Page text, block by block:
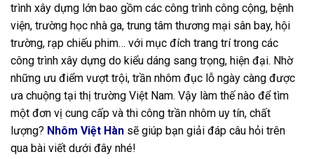
trình xây dựng lớn bao gồm các công trình công cộng, bệnh
viện, trường học nhà ga, trung tâm thương mại sân bay, hội
trường, rạp chiếu phim… với mục đích trang trí trong các
công trình xây dựng do kiểu dáng sang trọng, hiện đại. Nhờ
những ưu điểm vượt trội, trần nhôm đục lỗ ngày càng được
ưa chuộng tại thị trường Việt Nam. Vậy làm thế nào để tìm
một đơn vị cung cấp và thi công trần nhôm uy tín, chất
lượng? Nhôm Việt Hàn sẽ giúp bạn giải đáp câu hỏi trên
qua bài viết dưới đây nhé!